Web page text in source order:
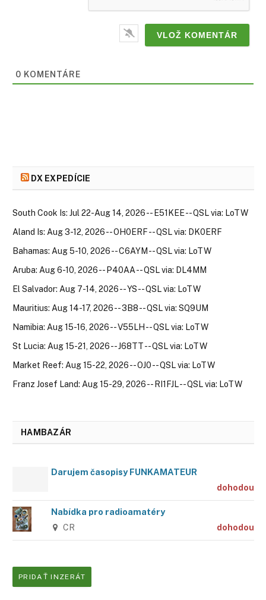
0 KOMENTÁRE
DX EXPEDÍCIE
South Cook Is: Jul 22-Aug 14, 2026 -- E51KEE -- QSL via: LoTW
Aland Is: Aug 3-12, 2026 -- OH0ERF -- QSL via: DK0ERF
Bahamas: Aug 5-10, 2026 -- C6AYM -- QSL via: LoTW
Aruba: Aug 6-10, 2026 -- P40AA -- QSL via: DL4MM
El Salvador: Aug 7-14, 2026 -- YS -- QSL via: LoTW
Mauritius: Aug 14-17, 2026 -- 3B8 -- QSL via: SQ9UM
Namibia: Aug 15-16, 2026 -- V55LH -- QSL via: LoTW
St Lucia: Aug 15-21, 2026 -- J68TT -- QSL via: LoTW
Market Reef: Aug 15-22, 2026 -- OJ0 -- QSL via: LoTW
Franz Josef Land: Aug 15-29, 2026 -- RI1FJL -- QSL via: LoTW
HAMBAZÁR
Darujem časopisy FUNKAMATEUR
dohodou
Nabídka pro radioamatéry
CR dohodou
PRIDAŤ INZERÁT